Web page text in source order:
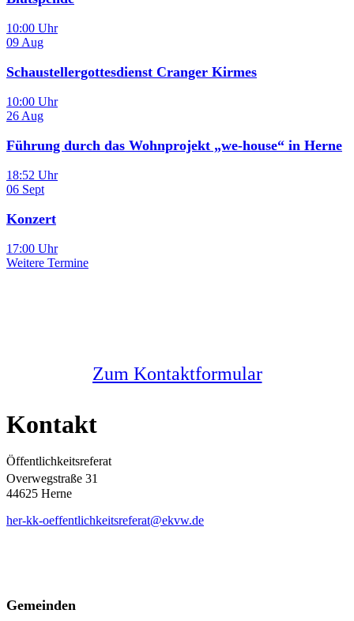
10:00 Uhr
09 Aug
Schaustellergottesdienst Cranger Kirmes
10:00 Uhr
26 Aug
Führung durch das Wohnprojekt „we-house“ in Herne
18:52 Uhr
06 Sept
Konzert
17:00 Uhr
Weitere Termine
Zum Kontaktformular
Kontakt
Öffentlichkeitsreferat
Overwegstraße 31
44625 Herne
her-kk-oeffentlichkeitsreferat@ekvw.de
Gemeinden